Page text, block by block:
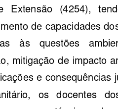
Extensão   (4254),
de capacidades
às   questões
mitigação de impacto
e consequências
os   docentes